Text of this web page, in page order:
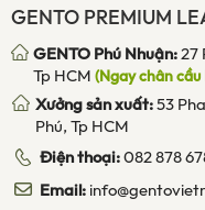
GENTO PREMIUM
GENTO Phú Nhuận:27
Tp HCM (Ngay chân cầu
Xưởng sản xuất:53
Phú, Tp HCM
Điện thoại:082 878
Email: